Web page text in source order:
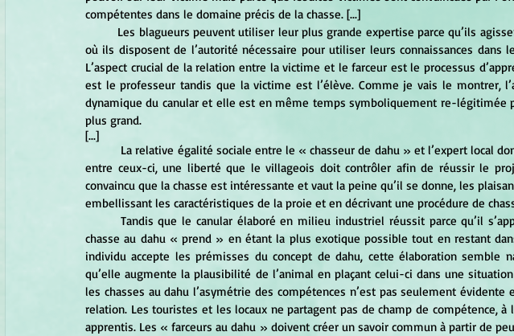
compétentes dans le domaine précis de la chasse. [...]
où ils disposent de l’autorité nécessaire pour utiliser leurs connaissances dans
L’aspect crucial de la relation entre la victime et le farceur est le processus
est le professeur tandis que la victime est l’élève. Comme je vais le montrer,
dynamique du canular et elle est en même temps symboliquement re-légitimée
plus grand.
[...]
entre ceux-ci, une liberté que le villageois doit contrôler afin de réussir le
convaincu que la chasse est intéressante et vaut la peine qu’il se donne, les
embellissant les caractéristiques de la proie et en décrivant une procédure de
chasse au dahu « prend » en étant la plus exotique possible tout en restant
individu accepte les prémisses du concept de dahu, cette élaboration semble
qu’elle augmente la plausibilité de l’animal en plaçant celui-ci dans une
les chasses au dahu l’asymétrie des compétences n’est pas seulement
relation. Les touristes et les locaux ne partagent pas de champ de compétence,
apprentis. Les « farceurs au dahu » doivent créer un savoir commun à partir de